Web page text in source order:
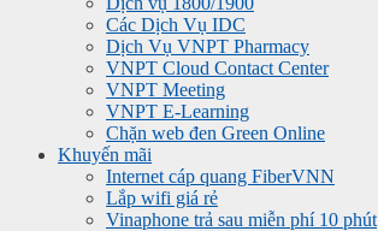
Các Dịch Vụ IDC
Dịch Vụ VNPT Pharmacy
VNPT Cloud Contact Center
VNPT Meeting
VNPT E-Learning
Chặn web đen Green Online
Khuyến mãi
Internet cáp quang FiberVNN
Lắp wifi giá rẻ
Vinaphone trả sau miễn phí 10 phút